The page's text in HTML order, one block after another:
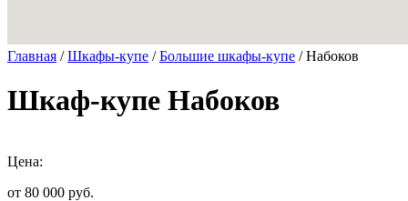
Главная /Шкафы-купе /Большие шкафы-купе / Набоков
Шкаф-купе Набоков
Цена:
от 80 000 руб.